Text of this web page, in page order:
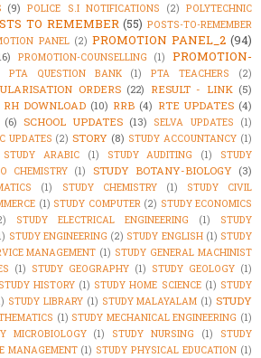
(9) POLICE S.I NOTIFICATIONS (2) POLYTECHNIC
TO REMEMBER (55) POSTS-TO-REMEMBER
PANEL (2) PROMOTION PANEL_2 (94)
PROMOTION-COUNSELLING (1)
PROMOTION-
PTA QUESTION BANK (1) PTA TEACHERS
(2)
ORDERS (22) RESULT - LINK (5)
RH DOWNLOAD (10) RRB (4) RTE UPDATES (4)
(6) SCHOOL UPDATES (13) SELVA UPDATES
(1)
UPDATES (2) STORY (8) STUDY ACCOUNTANCY (1)
STUDY ARABIC (1) STUDY AUDITING (1)
STUDY
CHEMISTRY (1) STUDY BOTANY-BIOLOGY (3)
(1) STUDY CHEMISTRY (1)
STUDY CIVIL
(1) STUDY COMPUTER (2) STUDY ECONOMICS
STUDY ELECTRICAL ENGINEERING (1)
STUDY
STUDY ENGINEERING (2) STUDY ENGLISH (1) STUDY
MANAGEMENT (1) STUDY GENERAL MACHINIST
(1) STUDY GEOGRAPHY (1) STUDY GEOLOGY (1)
STUDY HISTORY (1) STUDY HOME SCIENCE (1) STUDY
STUDY LIBRARY (1) STUDY MALAYALAM (1) STUDY
(1) STUDY MECHANICAL ENGINEERING (1)
MICROBIOLOGY (1) STUDY NURSING (1)
STUDY
MANAGEMENT (1) STUDY PHYSICAL EDUCATION (1)